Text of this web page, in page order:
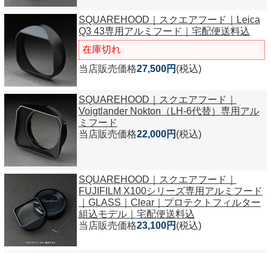
SQUAREHOOD｜スクエアフード｜Leica
Q3 43専用アルミフード｜宅配便送料込
在庫切れ
当店販売価格27,500円 (税込)
SQUAREHOOD｜スクエアフード｜
Voigtlander Nokton（LH-6代替）専用アル
ミフード
当店販売価格22,000円 (税込)
SQUAREHOOD｜スクエアフード｜
FUJIFILM X100シリーズ専用アルミフード
｜GLASS｜Clear｜プロテクトフィルター
組込モデル｜宅配便送料込
当店販売価格23,100円 (税込)